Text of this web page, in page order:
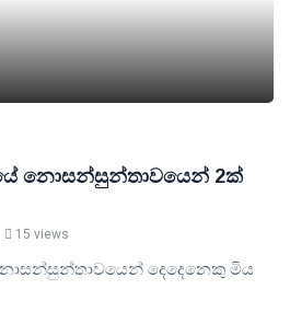
නොසන්සුන්තාවයෙන් 2ක්
15 views
දෙදෙනෙකු ‍මිය